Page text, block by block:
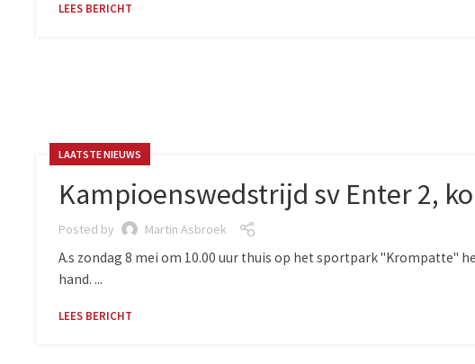
LEES BERICHT
LAATSTE NIEUWS
Kampioenswedstrijd sv Enter 2,
Posted by Martin Asbroek
A.s zondag 8 mei om 10.00 uur thuis op het sportpark "Krompatte"
hand. ...
LEES BERICHT